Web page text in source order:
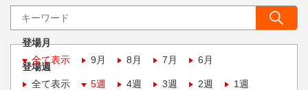
登場月
全て表示
9月 8月 7月 6月
登場週
全て表示
5週 4週 3週 2週 1週